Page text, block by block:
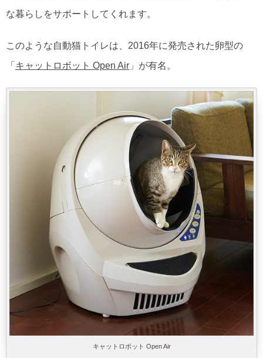
な暮らしをサポートしてくれます。
このような自動猫トイレは、2016年に発売された卵型の
「 キャットロボット Open Air 」が有名。
キャットロボット Open Air